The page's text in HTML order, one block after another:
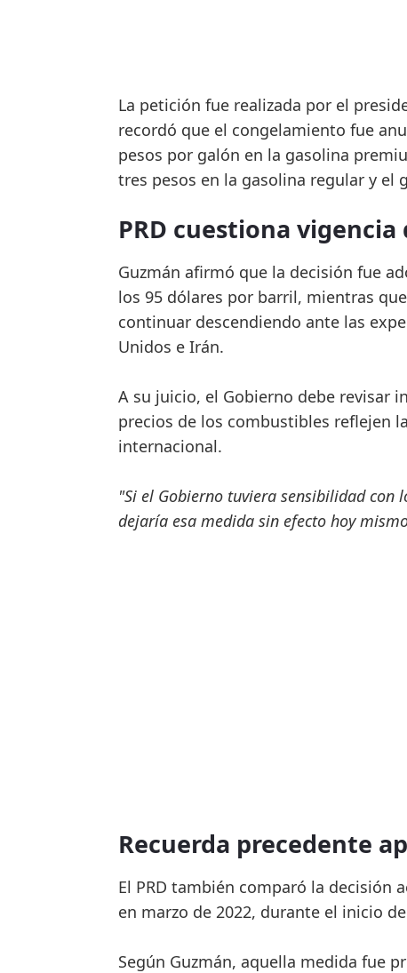
La petición fue realizada por el
recordó que el congelamiento fue
pesos por galón en la gasolina
tres pesos en la gasolina regular y el
PRD cuestiona
Guzmán afirmó que la decisión fue
los 95 dólares por barril, mientras
continuar descendiendo ante las
Unidos e Irán.
A su juicio, el Gobierno debe revisar
precios de los combustibles reflejen
internacional.
"Si el Gobierno tuviera sensibilidad con
dejaría esa medida sin efecto hoy
Recuerda precedente
El PRD también comparó la decisión
en marzo de 2022, durante el inicio
Según Guzmán, aquella medida fue